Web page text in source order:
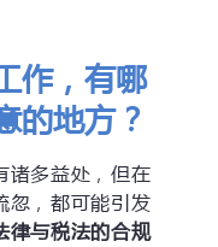
作，有哪
的地方？
诸多益处，但在
忽，都可能引发
律与税法的合规